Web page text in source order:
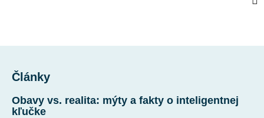
Články
Obavy vs. realita: mýty a fakty o inteligentnej
kľučke